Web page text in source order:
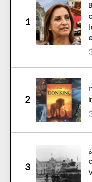
1
2
3